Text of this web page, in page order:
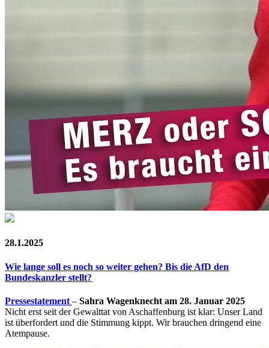
28.1.2025
Wie lange soll es noch so weiter gehen? Bis die AfD den
Bundeskanzler stellt?
Pressestatement – Sahra Wagenknecht am 28. Januar 2025
Nicht erst seit der Gewalttat von Aschaffenburg ist klar: Unser Land
ist überfordert und die Stimmung kippt. Wir brauchen dringend eine
Atempause.